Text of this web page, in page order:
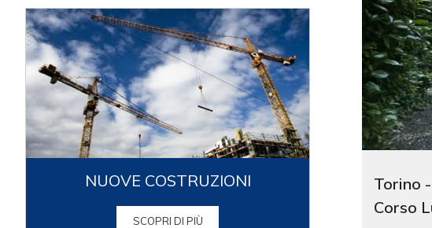
Torino
Corso
NUOVE COSTRUZIONI
SCOPRI DI PIÙ